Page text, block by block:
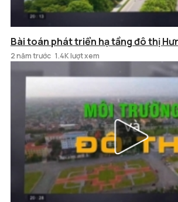
Bài toán phát triển hạ tầng đô thị
2 năm trước 1.4K lượt xem